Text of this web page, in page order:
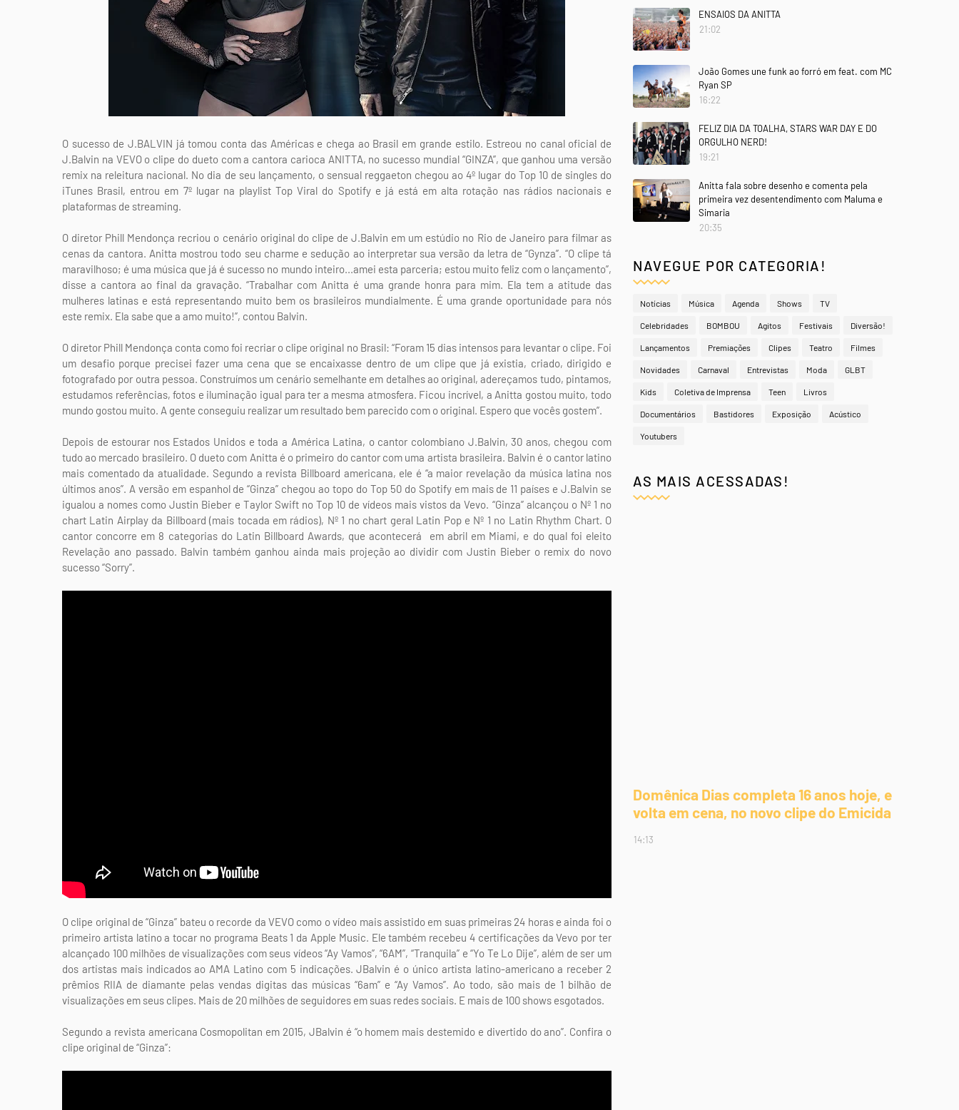
O sucesso de J.BALVIN já tomou conta das Américas e chega ao Brasil em grande estilo. Estreou no canal oficial de
J.Balvin na VEVO o clipe do dueto com a cantora carioca ANITTA, no sucesso mundial “GINZA”, que ganhou uma versão
remix na releitura nacional. No dia de seu lançamento, o sensual reggaeton chegou ao 4º lugar do Top 10 de singles do
iTunes Brasil, entrou em 7º lugar na playlist Top Viral do Spotify e já está em alta rotação nas rádios nacionais e
plataformas de streaming.
O diretor Phill Mendonça recriou o cenário original do clipe de J.Balvin em um estúdio no Rio de Janeiro para filmar as
cenas da cantora. Anitta mostrou todo seu charme e sedução ao interpretar sua versão da letra de “Gynza”. “O clipe tá
maravilhoso; é uma música que já é sucesso no mundo inteiro...amei esta parceria; estou muito feliz com o lançamento”,
disse a cantora ao final da gravação. “Trabalhar com Anitta é uma grande honra para mim. Ela tem a atitude das
mulheres latinas e está representando muito bem os brasileiros mundialmente. É uma grande oportunidade para nós
este remix. Ela sabe que a amo muito!”, contou Balvin.
O diretor Phill Mendonça conta como foi recriar o clipe original no Brasil: “Foram 15 dias intensos para levantar o clipe. Foi
um desafio porque precisei fazer uma cena que se encaixasse dentro de um clipe que já existia, criado, dirigido e
fotografado por outra pessoa. Construímos um cenário semelhante em detalhes ao original, adereçamos tudo, pintamos,
estudamos referências, fotos e iluminação igual para ter a mesma atmosfera. Ficou incrível, a Anitta gostou muito, todo
mundo gostou muito. A gente conseguiu realizar um resultado bem parecido com o original. Espero que vocês gostem”.
Depois de estourar nos Estados Unidos e toda a América Latina, o cantor colombiano J.Balvin, 30 anos, chegou com
tudo ao mercado brasileiro. O dueto com Anitta é o primeiro do cantor com uma artista brasileira. Balvin é o cantor latino
mais comentado da atualidade. Segundo a revista Billboard americana, ele é “a maior revelação da música latina nos
últimos anos”. A versão em espanhol de “Ginza” chegou ao topo do Top 50 do Spotify em mais de 11 países e J.Balvin se
igualou a nomes como Justin Bieber e Taylor Swift no Top 10 de vídeos mais vistos da Vevo. “Ginza” alcançou o Nº 1 no
chart Latin Airplay da Billboard (mais tocada em rádios), Nº 1 no chart geral Latin Pop e Nº 1 no Latin Rhythm Chart. O
cantor concorre em 8 categorias do Latin Billboard Awards, que acontecerá em abril em Miami, e do qual foi eleito
Revelação ano passado. Balvin também ganhou ainda mais projeção ao dividir com Justin Bieber o remix do novo
sucesso “Sorry”.
O clipe original de “Ginza” bateu o recorde da VEVO como o vídeo mais assistido em suas primeiras 24 horas e ainda foi o
primeiro artista latino a tocar no programa Beats 1 da Apple Music. Ele também recebeu 4 certificações da Vevo por ter
alcançado 100 milhões de visualizações com seus vídeos “Ay Vamos”, “6AM”, “Tranquila” e “Yo Te Lo Dije”, além de ser um
dos artistas mais indicados ao AMA Latino com 5 indicações. JBalvin é o único artista latino-americano a receber 2
prêmios RIIA de diamante pelas vendas digitas das músicas “6am” e “Ay Vamos”. Ao todo, são mais de 1 bilhão de
visualizações em seus clipes. Mais de 20 milhões de seguidores em suas redes sociais. E mais de 100 shows esgotados.
Segundo a revista americana Cosmopolitan em 2015, JBalvin é “o homem mais destemido e divertido do ano”. Confira o
clipe original de “Ginza”:
ENSAIOS DA ANITTA
21:02
João Gomes une funk ao forró em feat. com MC
Ryan SP
16:22
FELIZ DIA DA TOALHA, STARS WAR DAY E DO
ORGULHO NERD!
19:21
Anitta fala sobre desenho e comenta pela
primeira vez desentendimento com Maluma e
Simaria
20:35
NAVEGUE POR CATEGORIA!
Notícias Música Agenda Shows TV
Celebridades BOMBOU Agitos Festivais Diversão!
Lançamentos Premiações Clipes Teatro Filmes
Novidades Carnaval Entrevistas Moda GLBT
Kids Coletiva de Imprensa Teen Livros
Documentários Bastidores Exposição Acústico
Youtubers
AS MAIS ACESSADAS!
Domênica Dias completa 16 anos hoje, e
volta em cena, no novo clipe do Emicida
14:13